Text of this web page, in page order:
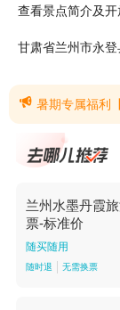
查看景点简介及开
甘肃省兰州市永
 暑期专属福利【暑期专属福利】兰州水墨丹霞旅游景区为
兰州水墨丹霞
票-标准价
随买随用
随时退 无需换票